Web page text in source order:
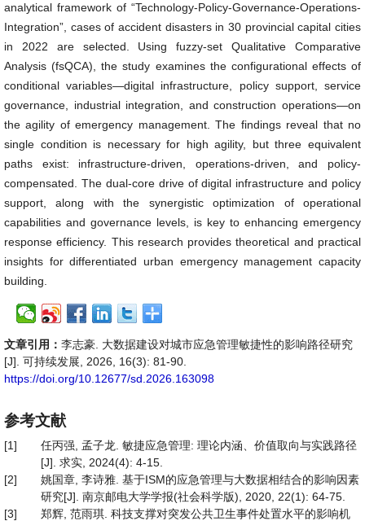
analytical framework of “Technology-Policy-Governance-Operations-
Integration”, cases of accident disasters in 30 provincial capital cities
in 2022 are selected. Using fuzzy-set Qualitative Comparative
Analysis (fsQCA), the study examines the configurational effects of
conditional variables—digital infrastructure, policy support, service
governance, industrial integration, and construction operations—on
the agility of emergency management. The findings reveal that no
single condition is necessary for high agility, but three equivalent
paths exist: infrastructure-driven, operations-driven, and policy-
compensated. The dual-core drive of digital infrastructure and policy
support, along with the synergistic optimization of operational
capabilities and governance levels, is key to enhancing emergency
response efficiency. This research provides theoretical and practical
insights for differentiated urban emergency management capacity
building.
文章引用： 李志豪. 大数据建设对城市应急管理敏捷性的影响路径研究
[J]. 可持续发展, 2026, 16(3): 81-90.
https://doi.org/10.12677/sd.2026.163098
参考文献
[1]
任丙强, 孟子龙. 敏捷应急管理: 理论内涵、价值取向与实践路径
[J]. 求实, 2024(4): 4-15.
[2]
姚国章, 李诗雅. 基于ISM的应急管理与大数据相结合的影响因素
研究[J]. 南京邮电大学学报(社会科学版), 2020, 22(1): 64-75.
[3]
郑辉, 范雨琪. 科技支撑对突发公共卫生事件处置水平的影响机